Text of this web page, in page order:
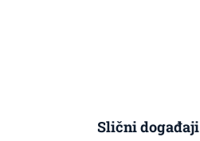
Slični događaji